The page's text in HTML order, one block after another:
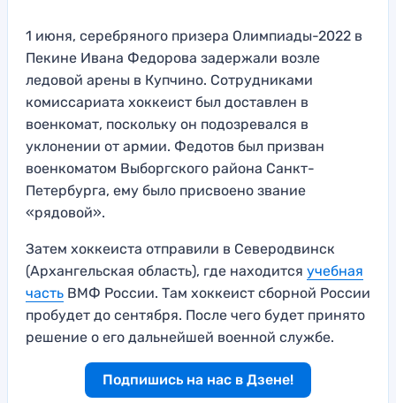
1 июня, серебряного призера Олимпиады-2022 в
Пекине Ивана Федорова задержали возле
ледовой арены в Купчино. Сотрудниками
комиссариата хоккеист был доставлен в
военкомат, поскольку он подозревался в
уклонении от армии. Федотов был призван
военкоматом Выборгского района Санкт-
Петербурга, ему было присвоено звание
«рядовой».
Затем хоккеиста отправили в Северодвинск
(Архангельская область), где находится учебная
часть ВМФ России. Там хоккеист сборной России
пробудет до сентября. После чего будет принято
решение о его дальнейшей военной службе.
Подпишись на нас в Дзене!